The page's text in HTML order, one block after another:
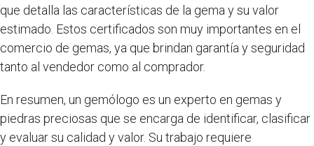
que detalla las características de la gema y su valor
estimado. Estos certificados son muy importantes en el
comercio de gemas, ya que brindan garantía y seguridad
tanto al vendedor como al comprador.
En resumen, un gemólogo es un experto en gemas y
piedras preciosas que se encarga de identificar, clasificar
y evaluar su calidad y valor. Su trabajo requiere